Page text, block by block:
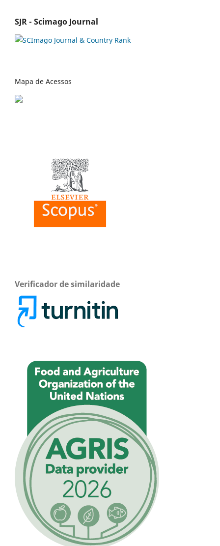
SJR - Scimago Journal
Mapa de Acessos
Verificador de similaridade